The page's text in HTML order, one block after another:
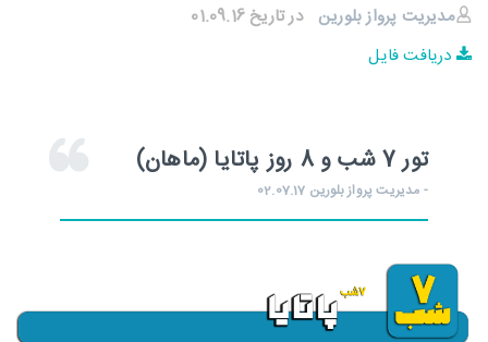
مدیریت پرواز بلورین
در تاریخ 01.09.16
دریافت فایل
تور 7 شب و 8 روز پاتایا (ماهان)
- مدیریت پرواز بلورین 02.07.17